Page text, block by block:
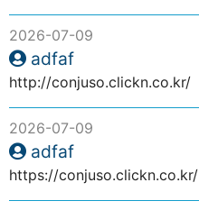
2026-07-09
adfaf
http://conjuso.clickn.co.kr/
2026-07-09
adfaf
https://conjuso.clickn.co.kr/